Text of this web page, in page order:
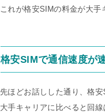
これが格安SIMの料金が大手
格安SIMで通信速度が
先ほどお話しした通り、格
大手キャリアに比べると回線